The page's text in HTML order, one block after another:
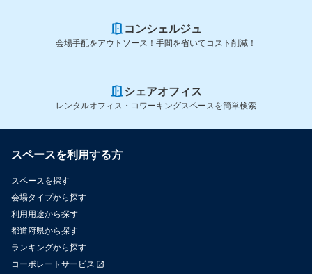
コンシェルジュ
会場手配をアウトソース！手間を省いてコスト削減！
シェアオフィス
レンタルオフィス・コワーキングスペースを簡単検索
スペースを利用する方
スペースを探す
会場タイプから探す
利用用途から探す
都道府県から探す
ランキングから探す
コーポレートサービス